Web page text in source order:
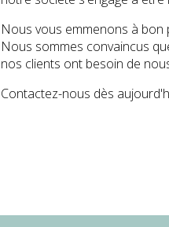
Nous vous emmenons à bon
Nous sommes convaincus
nos clients ont besoin de
Contactez-nous dès